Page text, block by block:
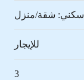
سكني: شقة/منزل
للإيجار
3